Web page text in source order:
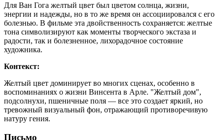
Для Ван Гога желтый цвет был цветом солнца, жизни,
энергии и надежды, но в то же время он ассоциировался с его
болезнью. В фильме эта двойственность сохраняется: желтые
тона символизируют как моменты творческого экстаза и
радости, так и болезненное, лихорадочное состояние
художника.
Контекст:
Желтый цвет доминирует во многих сценах, особенно в
воспоминаниях о жизни Винсента в Арле. "Желтый дом",
подсолнухи, пшеничные поля — все это создает яркий, но
тревожный визуальный фон, отражающий противоречивую
натуру гения.
Письмо